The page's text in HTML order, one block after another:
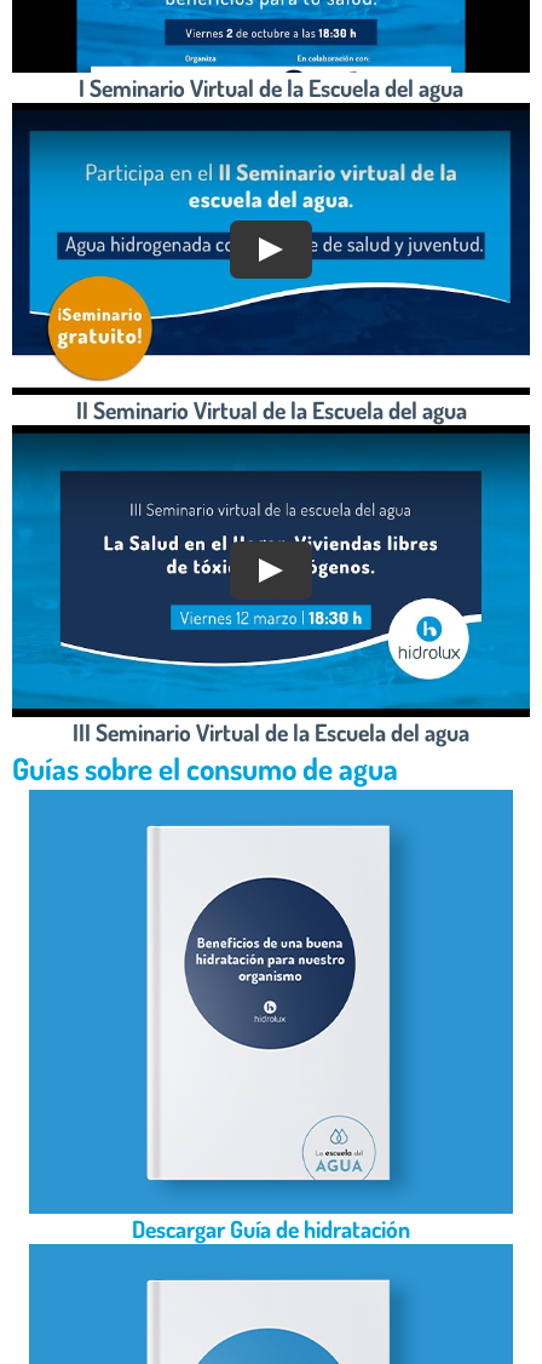
I Seminario Virtual de la Escuela del agua
II Seminario Virtual de la Escuela del agua
III Seminario Virtual de la Escuela del agua
Guías sobre el consumo de agua
Descargar Guía de hidratación